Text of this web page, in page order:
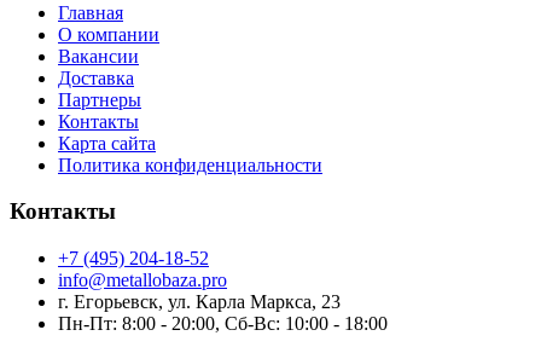
Главная
О компании
Вакансии
Доставка
Партнеры
Контакты
Карта сайта
Политика конфиденциальности
Контакты
+7 (495) 204-18-52
info@metallobaza.pro
г. Егорьевск, ул. Карла Маркса, 23
Пн-Пт: 8:00 - 20:00, Сб-Вс: 10:00 - 18:00